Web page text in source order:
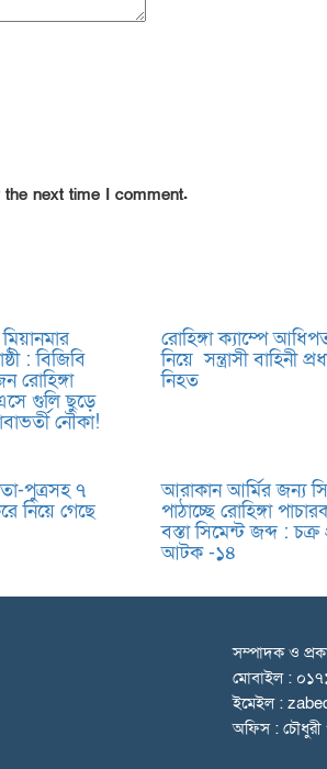
next time I comment.
: বিজিবি
গুলি ছুড়ে
নৌকা!
রোহিঙ্গা ক্যাম্পে
নিয়ে সন্ত্রাসী বাহিনী
নিহত
পুত্রসহ ৭
নিয়ে গেছে
আরাকান আর্মির জন্য
পাঠাচ্ছে রোহিঙ্গা
বস্তা সিমেন্ট জব্দ : চক্র
আটক -১৪
সম্পাদক ও
মোবাইল :
ইমেইল :
অফিস : চৌধুরী